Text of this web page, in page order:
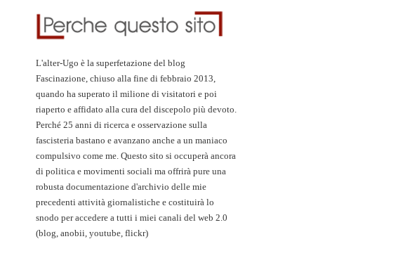
L'alter-Ugo è la superfetazione del blog
Fascinazione, chiuso alla fine di febbraio 2013,
quando ha superato il milione di visitatori e poi
riaperto e affidato alla cura del discepolo più devoto.
Perché 25 anni di ricerca e osservazione sulla
fascisteria bastano e avanzano anche a un maniaco
compulsivo come me. Questo sito si occuperà ancora
di politica e movimenti sociali ma offrirà pure una
robusta documentazione d'archivio delle mie
precedenti attività giornalistiche e costituirà lo
snodo per accedere a tutti i miei canali del web 2.0
(blog, anobii, youtube, flickr)